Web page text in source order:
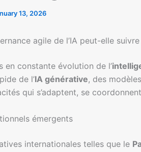
13, 2026
agile de l’IA peut-elle
en constante évolution de l’
de l’IA générative, des
qui s’adaptent, se
émergents
internationales telles que le